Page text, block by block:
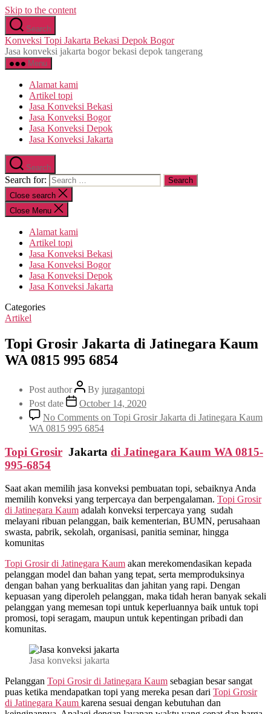
Skip to the content
Search
Konveksi Topi Jakarta Bekasi Depok Bogor
Jasa konveksi jakarta bogor bekasi depok tangerang
Menu
Alamat kami
Artikel topi
Jasa Konveksi Bekasi
Jasa Konveksi Bogor
Jasa Konveksi Depok
Jasa Konveksi Jakarta
Search
Search for:
Close search
Close Menu
Alamat kami
Artikel topi
Jasa Konveksi Bekasi
Jasa Konveksi Bogor
Jasa Konveksi Depok
Jasa Konveksi Jakarta
Categories
Artikel
Topi Grosir Jakarta di Jatinegara Kaum
WA 0815 995 6854
Post author By juragantopi
Post date
October 14, 2020
No Comments on Topi Grosir Jakarta di Jatinegara Kaum
WA 0815 995 6854
Topi Grosir Jakarta di Jatinegara Kaum WA 0815-
995-6854
Saat akan memilih jasa konveksi pembuatan topi, sebaiknya Anda
memilih konveksi yang terpercaya dan berpengalaman. Topi Grosir
di Jatinegara Kaum adalah konveksi terpercaya yang sudah
melayani ribuan pelanggan, baik kementerian, BUMN, perusahaan
swasta, pabrik, sekolah, organisasi, panitia seminar, hingga
komunitas
Topi Grosir di Jatinegara Kaum akan merekomendasikan kepada
pelanggan model dan bahan yang tepat, serta memproduksinya
dengan bahan yang berkualitas dan jahitan yang rapi. Dengan
kepuasan yang diperoleh pelanggan, maka tidah heran banyak sekali
pelanggan yang memesan topi untuk keperluannya baik untuk topi
promosi, topi seragam, maupun untuk kepentingan pribadi dan
komunitas.
Jasa konveksi jakarta
Pelanggan Topi Grosir di Jatinegara Kaum sebagian besar sangat
puas ketika mendapatkan topi yang mereka pesan dari Topi Grosir
di Jatinegara Kaum karena sesuai dengan kebutuhan dan